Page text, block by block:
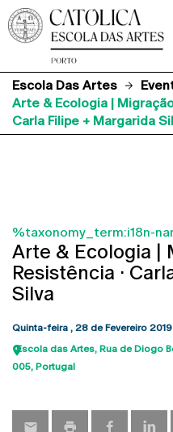
Escola Das Artes
Arte & Ecologia |
Carla Filipe + Margarida
%taxonomy_term:i18n-
Arte & Ecologia |
Resistência ·
Silva
Quinta-feira , 28 de Fevereiro
Escola das Artes Rua de Diogo
005 Portugal